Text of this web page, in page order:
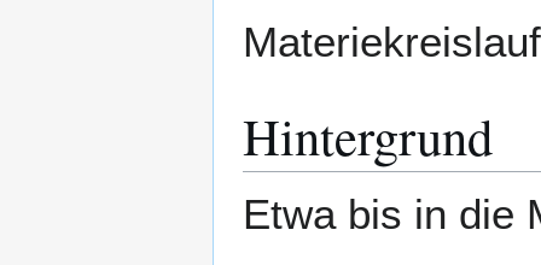
Hintergrund
Etwa bis in die